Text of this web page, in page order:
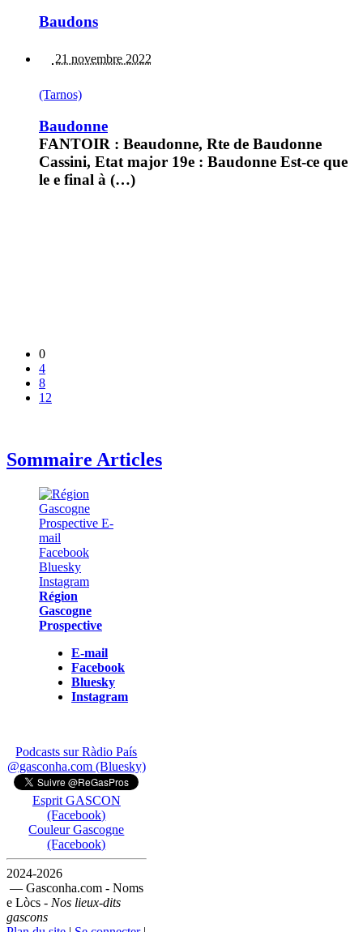
Baudons
21 novembre 2022
(Tarnos)
Baudonne
FANTOIR : Beaudonne, Rte de Baudonne
Cassini, Etat major 19e : Baudonne Est-ce que
le e final à (…)
0
4
8
12
Sommaire Articles
Région
Gascogne
Prospective
E-mail
Facebook
Bluesky
Instagram
Podcasts sur Ràdio País
@gasconha.com (Bluesky)
Esprit GASCON
(Facebook)
Couleur Gascogne
(Facebook)
2024-2026
— Gasconha.com - Noms
e Lòcs - Nos lieux-dits
gascons